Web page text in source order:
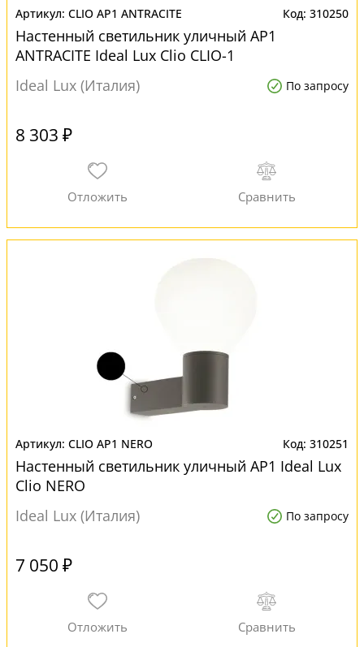
CLIO AP1 ANTRACITE 310250
Настенный светильник уличный AP1
ANTRACITE Ideal Lux Clio CLIO-1
Ideal Lux (Италия)
По запросу
8 303 ₽
CLIO AP1 NERO 310251
Настенный светильник уличный AP1 Ideal Lux
Clio NERO
Ideal Lux (Италия)
По запросу
7 050 ₽